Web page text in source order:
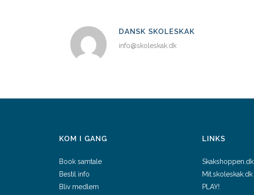
DANSK SKOLESKAK
info@skoleskak.dk
KOM I GANG
Book samtale
Bestil info
Bliv medlem
LINKS
Skakshoppen.dk
Mit.skoleskak.dk
PLAY!